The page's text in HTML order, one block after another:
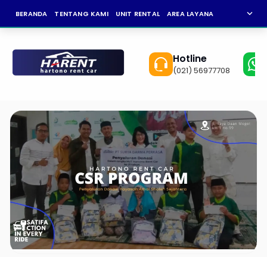
BERANDA TENTANG KAMI UNIT RENTAL AREA LAYANAN expand_more
Hotline
(021) 56977708